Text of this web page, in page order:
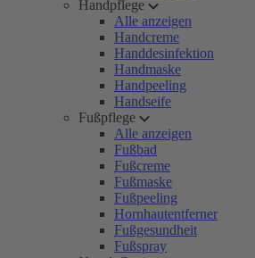
Handpflege
Alle anzeigen
Handcreme
Handdesinfektion
Handmaske
Handpeeling
Handseife
Fußpflege
Alle anzeigen
Fußbad
Fußcreme
Fußmaske
Fußpeeling
Hornhautentferner
Fußgesundheit
Fußspray